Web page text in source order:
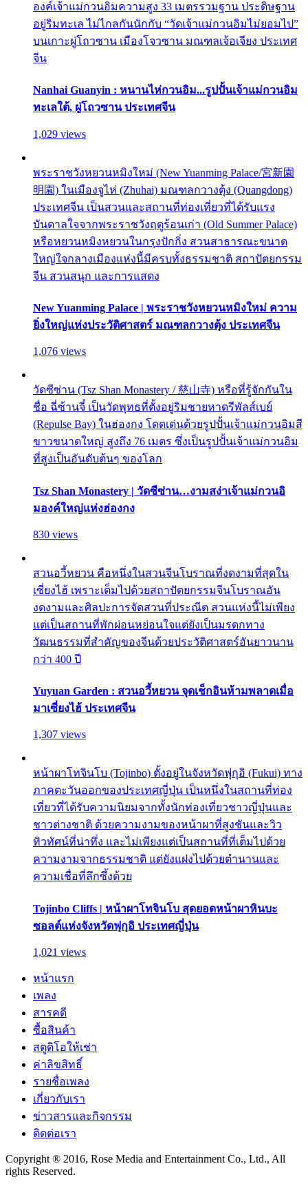
องค์เจ้าแม่กวนอิมความสูง 33 เมตรรวมฐาน ประดิษฐาน
อยู่ริมทะเล ไม่ไกลกันนักกับ “วัดเจ้าแม่กวนอิมไม่ยอมไป”
บนเกาะผู่โถวซาน เมืองโจวซาน มณฑลเจ้อเจียง ประเทศ
จีน
Nanhai Guanyin : หนานไห่กวนอิม...รูปปั้นเจ้าแม่กวนอิม
ทะเลใต้, ผู่โถวซาน ประเทศจีน
1,029 views
พระราชวังหยวนหมิงใหม่ (New Yuanming Palace/宮新園
明園) ในเมืองจูไห่ (Zhuhai) มณฑลกวางตุ้ง (Quangdong)
ประเทศจีน เป็นสวนและสถานที่ท่องเที่ยวที่ได้รับแรง
บันดาลใจจากพระราชวังฤดูร้อนเก่า (Old Summer Palace)
หรือหยวนหมิงหยวนในกรุงปักกิ่ง สวนสาธารณะขนาด
ใหญ่ใจกลางเมืองแห่งนี้มีครบทั้งธรรมชาติ สถาปัตยกรรม
จีน สวนสนุก และการแสดง
New Yuanming Palace | พระราชวังหยวนหมิงใหม่ ความ
ยิ่งใหญ่แห่งประวัติศาสตร์ มณฑลกวางตุ้ง ประเทศจีน
1,076 views
วัดซีซ่าน (Tsz Shan Monastery / 慈山寺) หรือที่รู้จักกันใน
ชื่อ ฉี่ซ้านจี๋ เป็นวัดพุทธที่ตั้งอยู่ริมชายหาดรีพัลส์เบย์
(Repulse Bay) ในฮ่องกง โดดเด่นด้วยรูปปั้นเจ้าแม่กวนอิมสี
ขาวขนาดใหญ่ สูงถึง 76 เมตร ซึ่งเป็นรูปปั้นเจ้าแม่กวนอิม
ที่สูงเป็นอันดับต้นๆ ของโลก
Tsz Shan Monastery | วัดซีซ่าน…งามสง่าเจ้าแม่กวนอิ
มองค์ใหญ่แห่งฮ่องกง
830 views
สวนอวี้หยวน คือหนึ่งในสวนจีนโบราณที่งดงามที่สุดใน
เซี่ยงไฮ้ เพราะเต็มไปด้วยสถาปัตยกรรมจีนโบราณอัน
งดงามและศิลปะการจัดสวนที่ประณีต สวนแห่งนี้ไม่เพียง
แต่เป็นสถานที่พักผ่อนหย่อนใจแต่ยังเป็นมรดกทาง
วัฒนธรรมที่สำคัญของจีนด้วยประวัติศาสตร์อันยาวนาน
กว่า 400 ปี
Yuyuan Garden : สวนอวี้หยวน จุดเช็กอินห้ามพลาดเมื่อ
มาเซี่ยงไฮ้ ประเทศจีน
1,307 views
หน้าผาโทจินโบ (Tojinbo) ตั้งอยู่ในจังหวัดฟุกุอิ (Fukui) ทาง
ภาคตะวันออกของประเทศญี่ปุ่น เป็นหนึ่งในสถานที่ท่อง
เที่ยวที่ได้รับความนิยมจากทั้งนักท่องเที่ยวชาวญี่ปุ่นและ
ชาวต่างชาติ ด้วยความงามของหน้าผาที่สูงชันและวิว
ทิวทัศน์ที่น่าทึ่ง และไม่เพียงแต่เป็นสถานที่ที่เต็มไปด้วย
ความงามจากธรรมชาติ แต่ยังแฝงไปด้วยตำนานและ
ความเชื่อที่ลึกซึ้งด้วย
Tojinbo Cliffs | หน้าผาโทจินโบ สุดยอดหน้าผาหินบะ
ซอลต์แห่งจังหวัดฟุกุอิ ประเทศญี่ปุ่น
1,021 views
หน้าแรก
เพลง
สารคดี
ซื้อสินค้า
สตูดิโอให้เช่า
ค่าลิขสิทธิ์
รายชื่อเพลง
เกี่ยวกับเรา
ข่าวสารและกิจกรรม
ติดต่อเรา
Copyright ® 2016, Rose Media and Entertainment Co., Ltd., All
rights Reserved.